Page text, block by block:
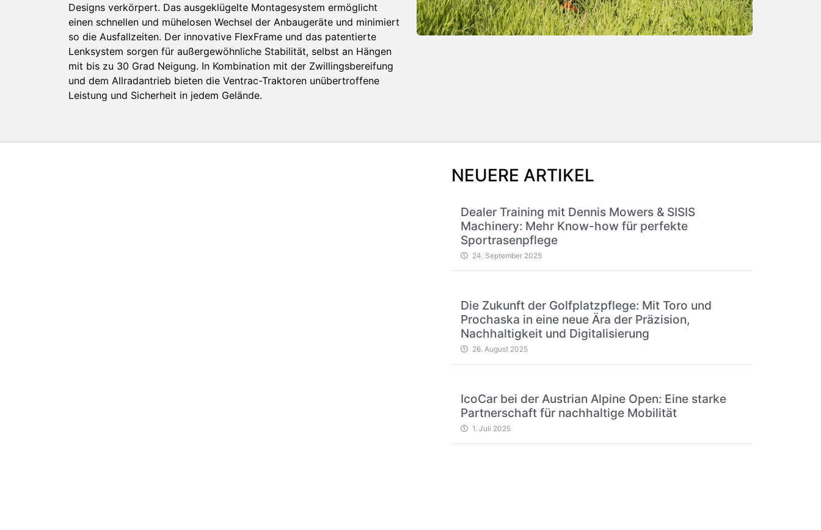
Designs verkörpert. Das ausgeklügelte Montagesystem ermöglicht
einen schnellen und mühelosen Wechsel der Anbaugeräte und minimiert
so die Ausfallzeiten. Der innovative FlexFrame und das patentierte
Lenksystem sorgen für außergewöhnliche Stabilität, selbst an Hängen
mit bis zu 30 Grad Neigung. In Kombination mit der Zwillingsbereifung
und dem Allradantrieb bieten die Ventrac-Traktoren unübertroffene
Leistung und Sicherheit in jedem Gelände.
NEUERE ARTIKEL
Dealer Training mit Dennis Mowers & SISIS
Machinery: Mehr Know-how für perfekte
Sportrasenpflege
24. September 2025
Die Zukunft der Golfplatzpflege: Mit Toro und
Prochaska in eine neue Ära der Präzision,
Nachhaltigkeit und Digitalisierung
26. August 2025
IcoCar bei der Austrian Alpine Open: Eine starke
Partnerschaft für nachhaltige Mobilität
1. Juli 2025